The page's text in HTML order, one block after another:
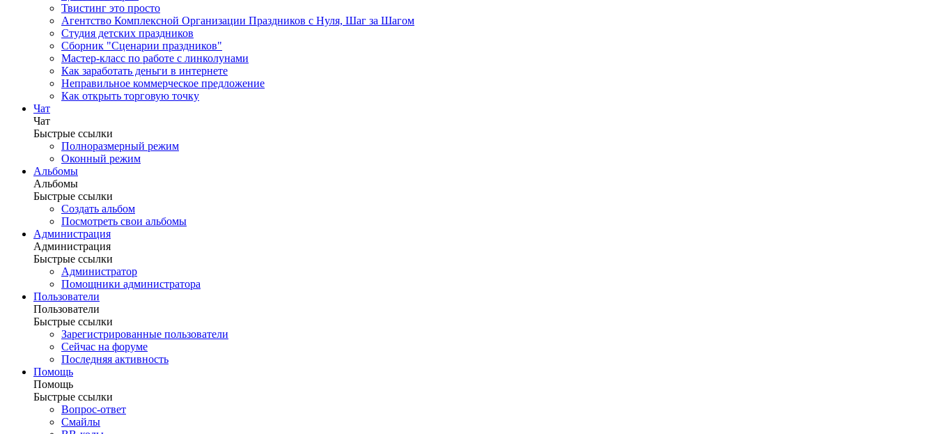
Твистинг это просто
Агентство Комплексной Организации Праздников с Нуля, Шаг за Шагом
Студия детских праздников
Сборник "Сценарии праздников"
Мастер-класс по работе с линколунами
Как заработать деньги в интернете
Неправильное коммерческое предложение
Как открыть торговую точку
Чат
Чат
Быстрые ссылки
Полноразмерный режим
Оконный режим
Альбомы
Альбомы
Быстрые ссылки
Создать альбом
Посмотреть свои альбомы
Администрация
Администрация
Быстрые ссылки
Администратор
Помощники администратора
Пользователи
Пользователи
Быстрые ссылки
Зарегистрированные пользователи
Сейчас на форуме
Последняя активность
Помощь
Помощь
Быстрые ссылки
Вопрос-ответ
Смайлы